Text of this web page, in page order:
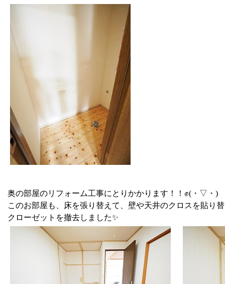
奥の部屋のリフォーム工事にとりかかります！！✊(・▽・)
このお部屋も、床を張り替えて、壁や天井のクロスを貼り
クローゼットを撤去しました✨